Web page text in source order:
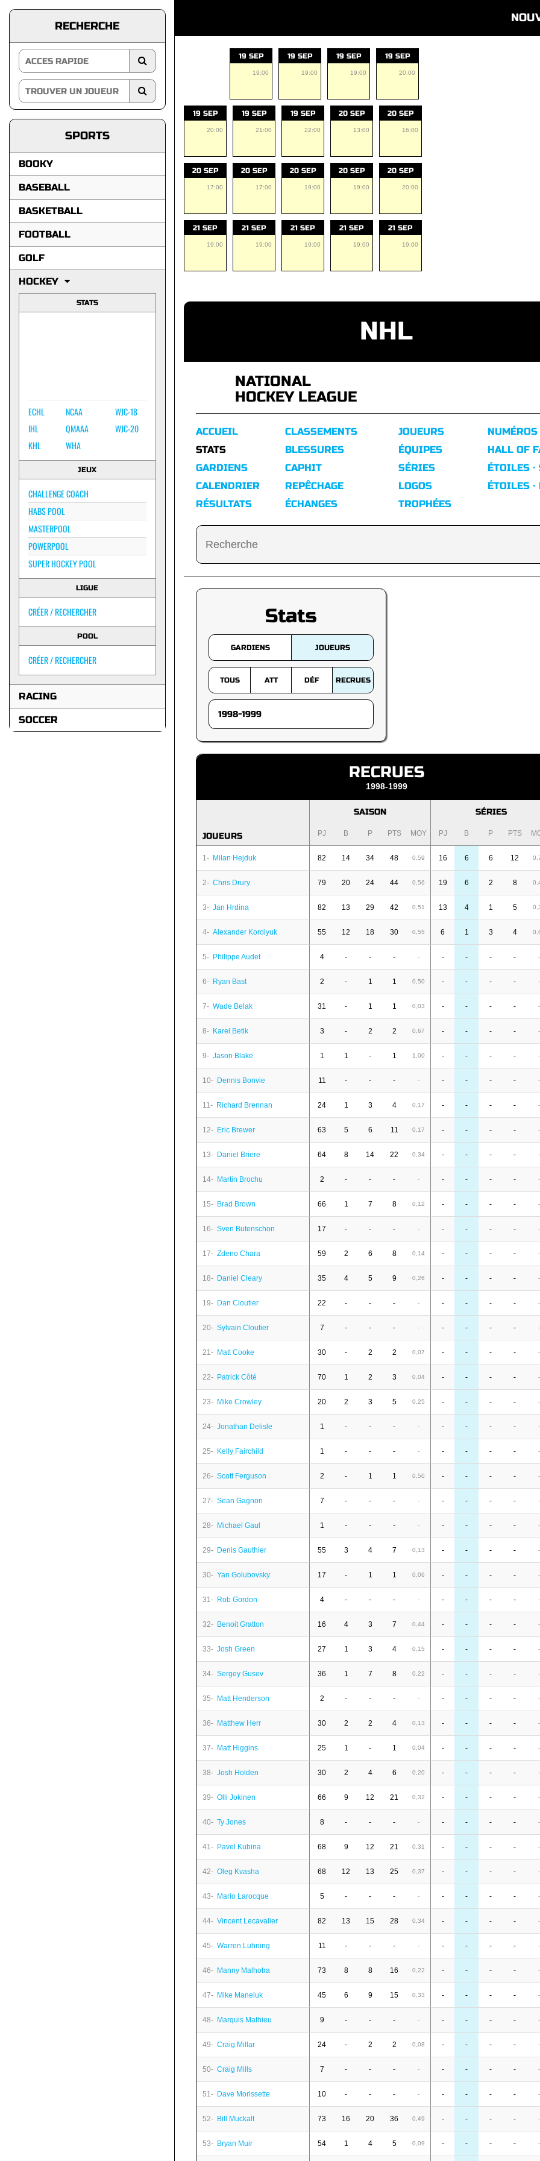
RECHERCHE
SPORTS
BOOKY
BASEBALL
BASKETBALL
FOOTBALL
GOLF
HOCKEY
STATS
ECHL
IHL
KHL
NCAA
QMAAA
WHA
WJC-18
WJC-20
JEUX
CHALLENGE COACH
HABS POOL
MASTERPOOL
POWERPOOL
SUPER HOCKEY POOL
LIGUE
CRÉER / RECHERCHER
POOL
CRÉER / RECHERCHER
RACING
SOCCER
19 SEP
19:00
19 SEP
19:00
19 SEP
19:00
19 SEP
20:00
19 SEP
20:00
19 SEP
21:00
19 SEP
22:00
20 SEP
13:00
20 SEP
16:00
20 SEP
17:00
20 SEP
17:00
20 SEP
19:00
20 SEP
19:00
20 SEP
20:00
21 SEP
19:00
21 SEP
19:00
21 SEP
19:00
21 SEP
19:00
21 SEP
19:00
NHL
NATIONAL
HOCKEY LEAGUE
ACCUEIL
STATS
GARDIENS
CALENDRIER
RÉSULTATS
CLASSEMENTS
BLESSURES
CAPHIT
REPÊCHAGE
ÉCHANGES
JOUEURS
ÉQUIPES
SÉRIES
LOGOS
TROPHÉES
NUMÉROS
HALL OF
ÉTOILES
ÉTOILES ·
Stats
GARDIENS JOUEURS
TOUS ATT DÉF RECRUES
RECRUES
1998-1999
JOUEURS
SAISON SÉRIES
PJ B P PTS MOY PJ B P PTS
1- Milan Hejduk 82 14 34 48 0,59 16 6 6 12
2- Chris Drury 79 20 24 44 0,56 19 6 2 8
3- Jan Hrdina 82 13 29 42 0,51 13 4 1 5
4- Alexander Korolyuk 55 12 18 30 0,55 6 1 3 4
5- Philippe Audet 4 - - - - - - - - -
6- Ryan Bast 2 - 1 1 0,50 - - - - -
7- Wade Belak 31 - 1 1 0,03 - - - - -
8- Karel Betik 3 - 2 2 0,67 - - - - -
9- Jason Blake 1 1 - 1 1,00 - - - - -
10- Dennis Bonvie 11 - - - - - - - - -
11- Richard Brennan 24 1 3 4 0,17 - - - - -
12- Eric Brewer 63 5 6 11 0,17 - - - - -
13- Daniel Briere 64 8 14 22 0,34 - - - - -
14- Martin Brochu 2 - - - - - - - - -
15- Brad Brown 66 1 7 8 0,12 - - - - -
16- Sven Butenschon 17 - - - - - - - - -
17- Zdeno Chara 59 2 6 8 0,14 - - - - -
18- Daniel Cleary 35 4 5 9 0,26 - - - - -
19- Dan Cloutier 22 - - - - - - - - -
20- Sylvain Cloutier 7 - - - - - - - - -
21- Matt Cooke 30 - 2 2 0,07 - - - - -
22- Patrick Côté 70 1 2 3 0,04 - - - - -
23- Mike Crowley 20 2 3 5 0,25 - - - - -
24- Jonathan Delisle 1 - - - - - - - - -
25- Kelly Fairchild 1 - - - - - - - - -
26- Scott Ferguson 2 - 1 1 0,50 - - - - -
27- Sean Gagnon 7 - - - - - - - - -
28- Michael Gaul 1 - - - - - - - - -
29- Denis Gauthier 55 3 4 7 0,13 - - - - -
30- Yan Golubovsky 17 - 1 1 0,06 - - - - -
31- Rob Gordon 4 - - - - - - - - -
32- Benoit Gratton 16 4 3 7 0,44 - - - - -
33- Josh Green 27 1 3 4 0,15 - - - - -
34- Sergey Gusev 36 1 7 8 0,22 - - - - -
35- Matt Henderson 2 - - - - - - - - -
36- Matthew Herr 30 2 2 4 0,13 - - - - -
37- Matt Higgins 25 1 - 1 0,04 - - - - -
38- Josh Holden 30 2 4 6 0,20 - - - - -
39- Olli Jokinen 66 9 12 21 0,32 - - - - -
40- Ty Jones 8 - - - - - - - - -
41- Pavel Kubina 68 9 12 21 0,31 - - - - -
42- Oleg Kvasha 68 12 13 25 0,37 - - - - -
43- Mario Larocque 5 - - - - - - - - -
44- Vincent Lecavalier 82 13 15 28 0,34 - - - - -
45- Warren Luhning 11 - - - - - - - - -
46- Manny Malhotra 73 8 8 16 0,22 - - - - -
47- Mike Maneluk 45 6 9 15 0,33 - - - - -
48- Marquis Mathieu 9 - - - - - - - - -
49- Craig Millar 24 - 2 2 0,08 - - - - -
50- Craig Mills 7 - - - - - - - - -
51- Dave Morissette 10 - - - - - - - - -
52- Bill Muckalt 73 16 20 36 0,49 - - - - -
53- Bryan Muir 54 1 4 5 0,09 - - - - -